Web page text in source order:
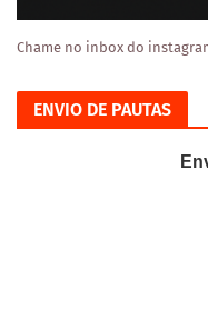
Chame no inbox do
ENVIO DE PAUTAS